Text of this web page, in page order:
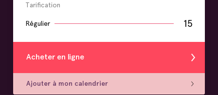
Tarification
Régulier 15
Acheter en ligne
Ajouter à mon calendrier